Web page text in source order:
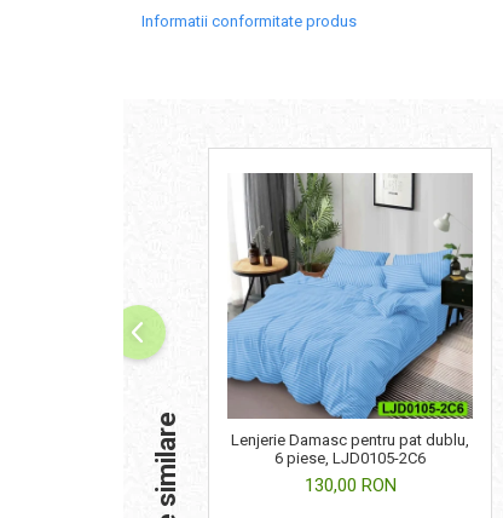
Informatii conformitate produs
Lenjerie Damasc pentru pat dublu,
6 piese, LJD0105-2C6
130,00 RON